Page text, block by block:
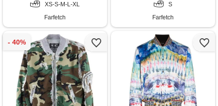
XS-S-M-L-XL
Farfetch
S
Farfetch